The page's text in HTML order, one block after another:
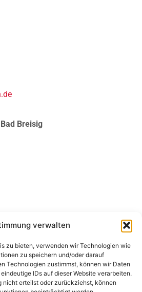
verwalten
zu bieten, verwenden wir Technologien wie
zu speichern und/oder darauf
Technologien zustimmst, können wir Daten
IDs auf dieser Website verarbeiten.
nicht erteilst oder zurückziehst, können
Breisig